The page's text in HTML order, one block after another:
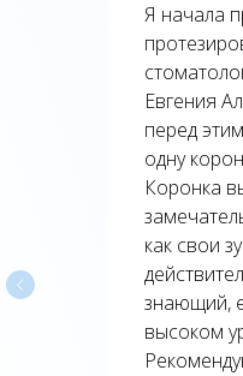
Я начала
Евгения
перед
одну
Коронка
как свои
знающий,
высоком